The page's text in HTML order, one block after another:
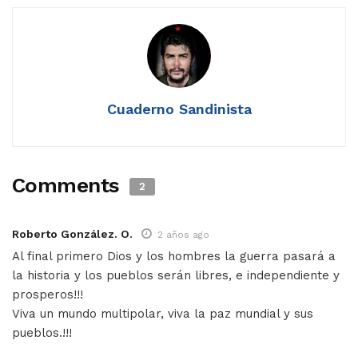
Cuaderno Sandinista
Comments 2
Roberto González. O. 2 años ago
Al final primero Dios y los hombres la guerra pasará a
la historia y los pueblos serán libres, e independiente y
prosperos!!!
Viva un mundo multipolar, viva la paz mundial y sus
pueblos.!!!